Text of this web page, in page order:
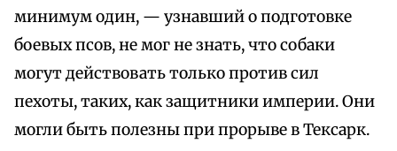
минимум один, — узнавший о подготовке
боевых псов, не мог не знать, что собаки
могут действовать только против сил
пехоты, таких, как защитники империи. Они
могли быть полезны при прорыве в Тексарк.